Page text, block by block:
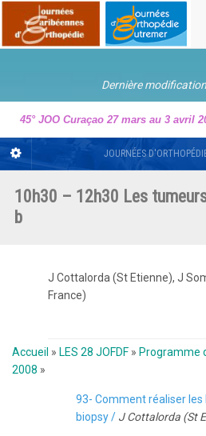
Dernière
45° JOO Curaçao 27 mars au 3 avril
JOURNÉES
10h30 – 12h30 Les
b
J Cottalorda (St Etienne), J
France)
Accueil » LES 28 JOFDF » Programme
2008 »
93- Comment réaliser les
biopsy / J Cottalorda (St